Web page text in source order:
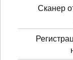
Сканер